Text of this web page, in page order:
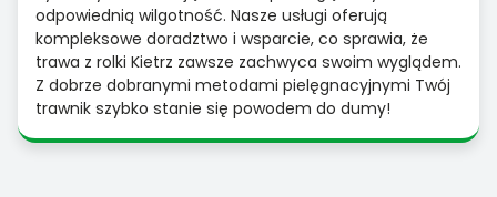
odpowiednią wilgotność. Nasze usługi oferują
kompleksowe doradztwo i wsparcie, co sprawia, że
trawa z rolki Kietrz zawsze zachwyca swoim wyglądem.
Z dobrze dobranymi metodami pielęgnacyjnymi Twój
trawnik szybko stanie się powodem do dumy!